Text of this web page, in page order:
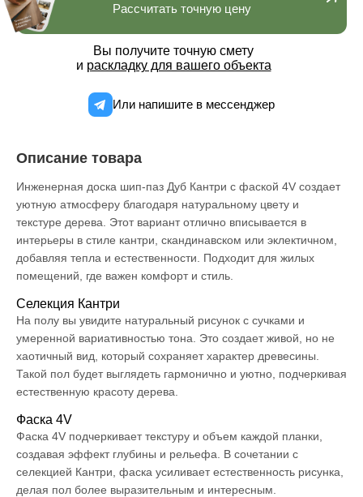
Рассчитать точную цену
Вы получите точную смету
и раскладку для вашего объекта
Или напишите в мессенджер
Описание товара
Инженерная доска шип-паз Дуб Кантри с фаской 4V создает
уютную атмосферу благодаря натуральному цвету и
текстуре дерева. Этот вариант отлично вписывается в
интерьеры в стиле кантри, скандинавском или эклектичном,
добавляя тепла и естественности. Подходит для жилых
помещений, где важен комфорт и стиль.
Селекция Кантри
На полу вы увидите натуральный рисунок с сучками и
умеренной вариативностью тона. Это создает живой, но не
хаотичный вид, который сохраняет характер древесины.
Такой пол будет выглядеть гармонично и уютно, подчеркивая
естественную красоту дерева.
Фаска 4V
Фаска 4V подчеркивает текстуру и объем каждой планки,
создавая эффект глубины и рельефа. В сочетании с
селекцией Кантри, фаска усиливает естественность рисунка,
делая пол более выразительным и интересным.